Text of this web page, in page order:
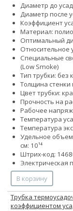
Диаметр до
Диаметр после
Коэффициент
Материал:
Оптимальный
Относительное
Специальные
(Low Smoke)
Тип трубки: без
Толщина стенки
Цвет трубки:
Прочность на
Рабочее
Температура
Температура
Удельное
см: 10¹⁴
Штрих-код:
Электрическая
В корзину
Трубка
коэффициентом